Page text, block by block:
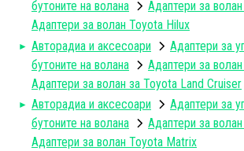
бутоните на волана
Адаптери за
Адаптери за волан Toyota Hilux
Авторадиa и аксесоари
Адаптери за
бутоните на волана
Адаптери за
Адаптери за волан за Toyota Land Cruiser
Авторадиa и аксесоари
Адаптери за
бутоните на волана
Адаптери за
Адаптери за волан Toyota Matrix